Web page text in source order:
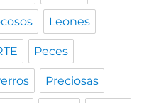
Leones
Peces
Preciosas